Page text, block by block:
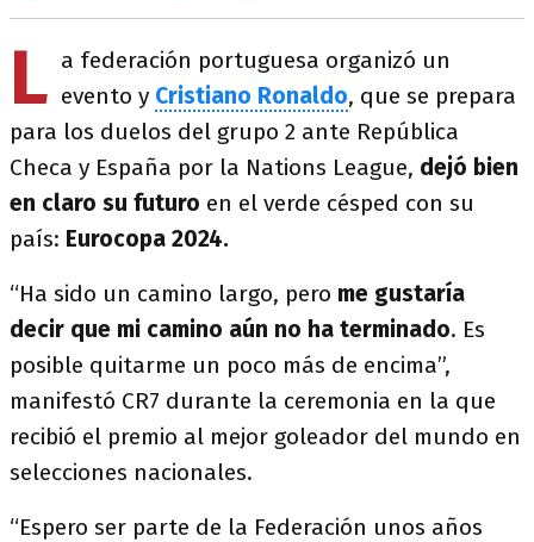
L a federación portuguesa organizó un
evento y Cristiano Ronaldo, que se prepara
para los duelos del grupo 2 ante República
Checa y España por la Nations League, dejó bien
en claro su futuro en el verde césped con su
país: Eurocopa 2024.
“Ha sido un camino largo, pero me gustaría
decir que mi camino aún no ha terminado. Es
posible quitarme un poco más de encima”,
manifestó CR7 durante la ceremonia en la que
recibió el premio al mejor goleador del mundo en
selecciones nacionales.
“Espero ser parte de la Federación unos años